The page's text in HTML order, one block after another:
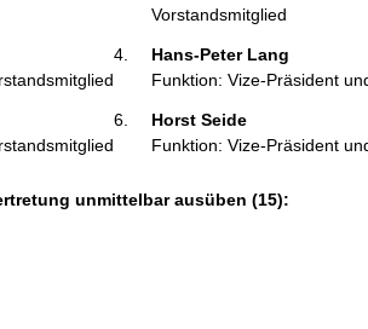
n
Vorstandsmitglied
Hans-Peter Lang
Funktion: Vize-Präsident
Horst Seide
Funktion: Vize-Präsident
unmittelbar ausüben (15):